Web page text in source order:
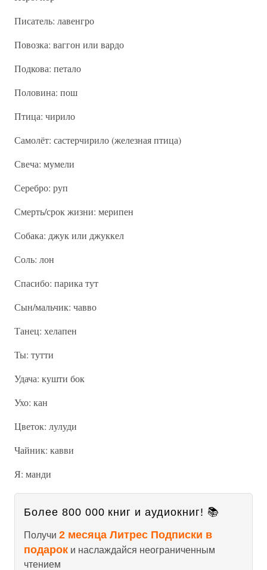
Писатель: лавенгро
Повозка: ваггон или вардо
Подкова: петало
Половина: пош
Птица: чирило
Самолёт: састерчирило (железная птица)
Свеча: мумели
Серебро: руп
Смерть/срок жизни: мерипен
Собака: джук или джуккел
Соль: лон
Спасибо: парика тут
Сын/мальчик: чавво
Танец: хелапен
Ты: тутти
Удача: кушти бок
Ухо: кан
Цветок: лулуди
Чайник: кавви
Я: манди
Более 800 000 книг и аудиокниг! 📚
Получи 2 месяца Литрес Подписки в
подарок и наслаждайся неограниченным
чтением